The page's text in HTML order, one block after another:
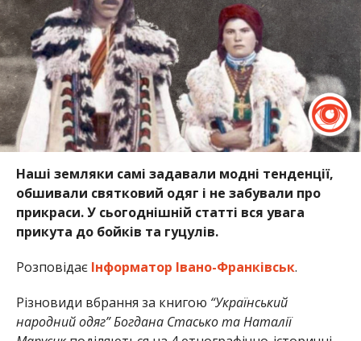
Наші земляки самі задавали модні тенденції,
обшивали святковий одяг і не забували про
прикраси. У сьогоднішній статті вся увага
прикута до бойків та гуцулів.
Розповідає Інформатор Івано-Франківськ.
Різновиди вбрання за книгою “Український
народний одяг” Богдана Стасько та Наталії